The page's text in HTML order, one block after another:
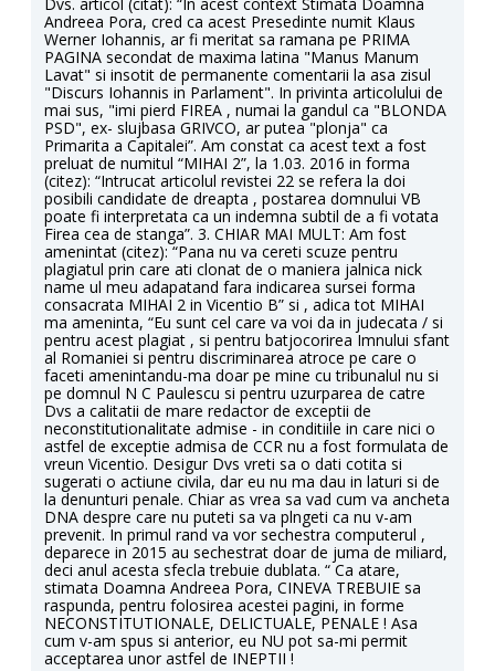
Andreea Pora, cred ca acest Presedinte numit Klaus
Werner Iohannis, ar fi meritat sa ramana pe PRIMA
PAGINA secondat de maxima latina "Manus Manum
Lavat" si insotit de permanente comentarii la asa zisul
"Discurs Iohannis in Parlament". In privinta articolului de
mai sus, "imi pierd FIREA , numai la gandul ca "BLONDA
PSD", ex- slujbasa GRIVCO, ar putea "plonja" ca
Primarita a Capitalei”. Am constat ca acest text a fost
preluat de numitul “MIHAI 2”, la 1.03. 2016 in forma
(citez): “Intrucat articolul revistei 22 se refera la doi
posibili candidate de dreapta , postarea domnului VB
poate fi interpretata ca un indemna subtil de a fi votata
Firea cea de stanga”. 3. CHIAR MAI MULT: Am fost
amenintat (citez): “Pana nu va cereti scuze pentru
plagiatul prin care ati clonat de o maniera jalnica nick
name ul meu adapatand fara indicarea sursei forma
consacrata MIHAI 2 in Vicentio B” si , adica tot MIHAI
ma ameninta, “Eu sunt cel care va voi da in judecata / si
pentru acest plagiat , si pentru batjocorirea Imnului sfant
al Romaniei si pentru discriminarea atroce pe care o
faceti amenintandu-ma doar pe mine cu tribunalul nu si
pe domnul N C Paulescu si pentru uzurparea de catre
Dvs a calitatii de mare redactor de exceptii de
neconstitutionalitate admise - in conditiile in care nici o
astfel de exceptie admisa de CCR nu a fost formulata de
vreun Vicentio. Desigur Dvs vreti sa o dati cotita si
sugerati o actiune civila, dar eu nu ma dau in laturi si de
la denunturi penale. Chiar as vrea sa vad cum va ancheta
DNA despre care nu puteti sa va plngeti ca nu v-am
prevenit. In primul rand va vor sechestra computerul ,
deparece in 2015 au sechestrat doar de juma de miliard,
deci anul acesta sfecla trebuie dublata. “ Ca atare,
stimata Doamna Andreea Pora, CINEVA TREBUIE sa
raspunda, pentru folosirea acestei pagini, in forme
NECONSTITUTIONALE, DELICTUALE, PENALE ! Asa
cum v-am spus si anterior, eu NU pot sa-mi permit
acceptarea unor astfel de INEPTII !